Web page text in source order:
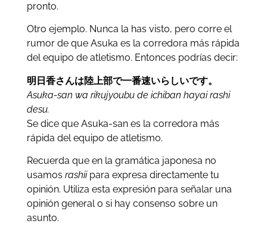
pronto.
Otro ejemplo. Nunca la has visto, pero corre el
rumor de que Asuka es la corredora más rápida
del equipo de atletismo. Entonces podrías decir:
明日香さんは陸上部で一番速いらしいです。
Asuka-san wa rikujyoubu de ichiban hayai rashi
desu.
Se dice que Asuka-san es la corredora más
rápida del equipo de atletismo.
Recuerda que en la gramática japonesa no
usamos rashiipara expresa directamente tu
opinión. Utiliza esta expresión para señalar una
opinión general o si hay consenso sobre un
asunto.